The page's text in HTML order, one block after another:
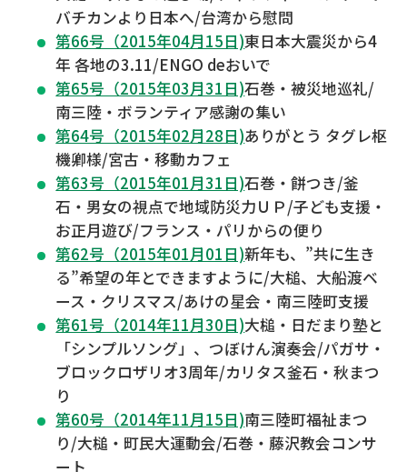
バチカンより日本へ/台湾から慰問
第66号（2015年04月15日)東日本大震災から4
年 各地の3.11/ENGO deおいで
第65号（2015年03月31日)石巻・被災地巡礼/
南三陸・ボランティア感謝の集い
第64号（2015年02月28日)ありがとう タグレ枢
機卿様/宮古・移動カフェ
第63号（2015年01月31日)石巻・餅つき/釜
石・男女の視点で地域防災力ＵＰ/子ども支援・
お正月遊び/フランス・パリからの便り
第62号（2015年01月01日)新年も、”共に生き
る”希望の年とできますように/大槌、大船渡ベ
ース・クリスマス/あけの星会・南三陸町支援
第61号（2014年11月30日)大槌・日だまり塾と
「シンプルソング」、つぼけん演奏会/パガサ・
ブロックロザリオ3周年/カリタス釜石・秋まつ
り
第60号（2014年11月15日)南三陸町福祉まつ
り/大槌・町民大運動会/石巻・藤沢教会コンサ
ート